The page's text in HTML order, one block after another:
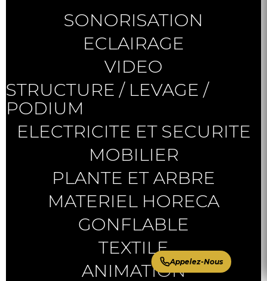
SONORISATION
ECLAIRAGE
VIDEO
STRUCTURE / LEVAGE /
PODIUM
ELECTRICITE ET SECURITE
MOBILIER
PLANTE ET ARBRE
MATERIEL HORECA
GONFLABLE
TEXTILE
ANIMATIONAppelez-Nous